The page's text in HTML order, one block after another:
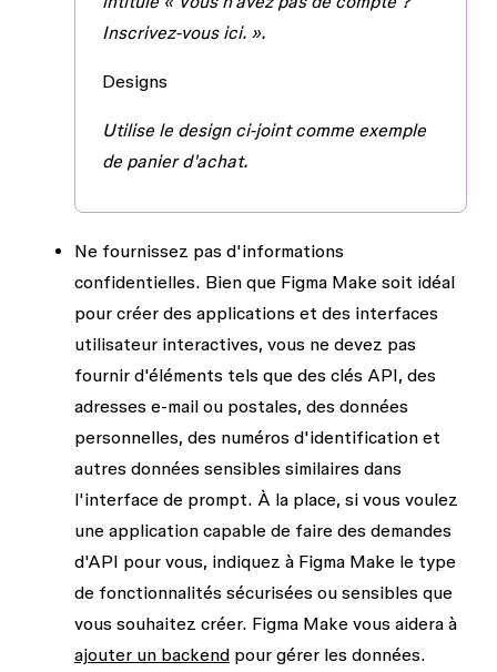
Inscrivez-vous ici. ».
Designs
Utilise le design ci-joint comme exemple
de panier d'achat.
Ne fournissez pas d'informations
confidentielles. Bien que Figma Make soit idéal
pour créer des applications et des interfaces
utilisateur interactives, vous ne devez pas
fournir d'éléments tels que des clés API, des
adresses e-mail ou postales, des données
personnelles, des numéros d'identification et
autres données sensibles similaires dans
l'interface de prompt. À la place, si vous voulez
une application capable de faire des demandes
d'API pour vous, indiquez à Figma Make le type
de fonctionnalités sécurisées ou sensibles que
vous souhaitez créer. Figma Make vous aidera à
ajouter un backendpour gérer les données.